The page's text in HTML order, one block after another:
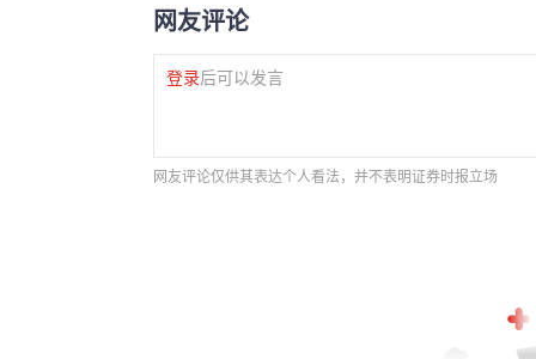
网友评论
登录后可以发言
网友评论仅供其表达个人看法，并不表明证券时报立场